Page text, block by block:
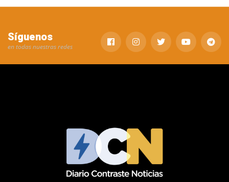
Síguenos
en todas nuestras redes